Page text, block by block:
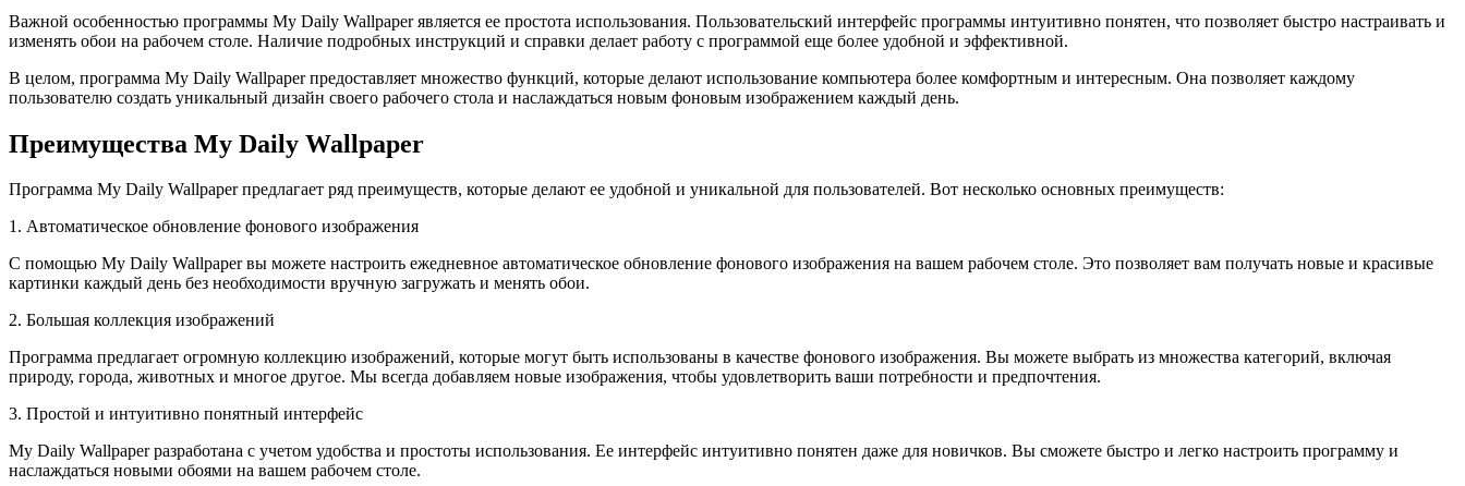
Важной особенностью программы My Daily Wallpaper является ее простота использования. Пользовательский интерфейс программы интуитивно понятен, что позволяет быстро настраивать и
изменять обои на рабочем столе. Наличие подробных инструкций и справки делает работу с программой еще более удобной и эффективной.
В целом, программа My Daily Wallpaper предоставляет множество функций, которые делают использование компьютера более комфортным и интересным. Она позволяет каждому
пользователю создать уникальный дизайн своего рабочего стола и наслаждаться новым фоновым изображением каждый день.
Преимущества My Daily Wallpaper
Программа My Daily Wallpaper предлагает ряд преимуществ, которые делают ее удобной и уникальной для пользователей. Вот несколько основных преимуществ:
1. Автоматическое обновление фонового изображения
С помощью My Daily Wallpaper вы можете настроить ежедневное автоматическое обновление фонового изображения на вашем рабочем столе. Это позволяет вам получать новые и красивые
картинки каждый день без необходимости вручную загружать и менять обои.
2. Большая коллекция изображений
Программа предлагает огромную коллекцию изображений, которые могут быть использованы в качестве фонового изображения. Вы можете выбрать из множества категорий, включая
природу, города, животных и многое другое. Мы всегда добавляем новые изображения, чтобы удовлетворить ваши потребности и предпочтения.
3. Простой и интуитивно понятный интерфейс
My Daily Wallpaper разработана с учетом удобства и простоты использования. Ее интерфейс интуитивно понятен даже для новичков. Вы сможете быстро и легко настроить программу и
наслаждаться новыми обоями на вашем рабочем столе.